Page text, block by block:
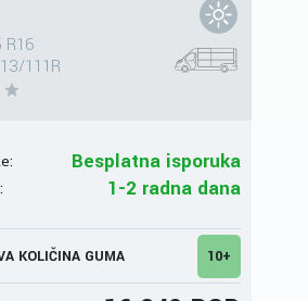
R16
111R
Besplatna isporuka
1-2 radna dana
KOLIČINA GUMA 10+